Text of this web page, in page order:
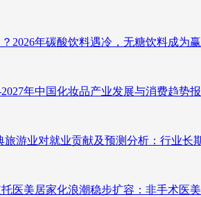
2026年碳酸饮料遇冷，无糖饮料成为
2027年中国化妆品产业发展与消费趋势
旅游业对就业贡献及预测分析：行业
医美居家化浪潮稳步扩容：非手术医